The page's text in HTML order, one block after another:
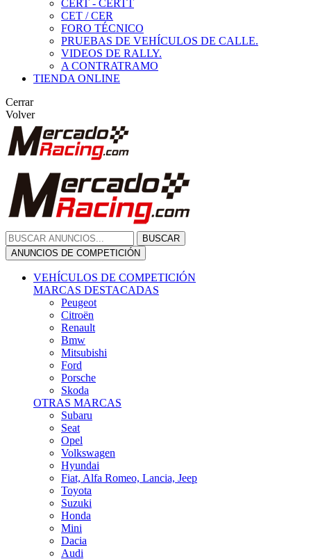
CERT - CERTT
CET / CER
FORO TÉCNICO
PRUEBAS DE VEHÍCULOS DE CALLE.
VIDEOS DE RALLY.
A CONTRATRAMO
TIENDA ONLINE
Cerrar
Volver
BUSCAR
ANUNCIOS DE COMPETICIÓN
VEHÍCULOS DE COMPETICIÓN
MARCAS DESTACADAS
Peugeot
Citroën
Renault
Bmw
Mitsubishi
Ford
Porsche
Skoda
OTRAS MARCAS
Subaru
Seat
Opel
Volkswagen
Hyundai
Fiat, Alfa Romeo, Lancia, Jeep
Toyota
Suzuki
Honda
Mini
Dacia
Audi